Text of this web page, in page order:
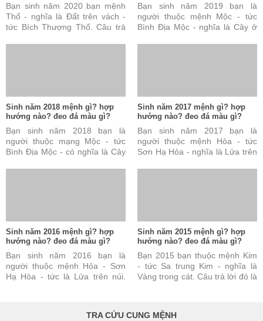
Bạn sinh năm 2020 bạn mệnh
Thổ - nghĩa là Đất trên vách -
tức Bích Thượng Thổ. Câu trả
Bạn sinh năm 2019 bạn là
người thuộc mệnh Mộc - tức
Bình Địa Mộc - nghĩa là Cây ở
Sinh năm 2018 mệnh gì? hợp
hướng nào? đeo đá màu gì?
Bạn sinh năm 2018 bạn là
người thuộc mạng Mộc - tức
Bình Địa Mộc - có nghĩa là Cây
Sinh năm 2017 mệnh gì? hợp
hướng nào? đeo đá màu gì?
Bạn sinh năm 2017 bạn là
người thuộc mệnh Hỏa - tức
Sơn Hạ Hỏa - nghĩa là Lửa trên
Sinh năm 2016 mệnh gì? hợp
hướng nào? đeo đá màu gì?
Bạn sinh năm 2016 bạn là
người thuộc mệnh Hỏa - Sơn
Hạ Hỏa - tức là Lửa trên núi.
Sinh năm 2015 mệnh gì? hợp
hướng nào? đeo đá màu gì?
Bạn 2015 bạn thuộc mệnh Kim
- tức Sa trung Kim - nghĩa là
Vàng trong cát. Câu trả lời đó là
TRA CỨU CUNG MỆNH